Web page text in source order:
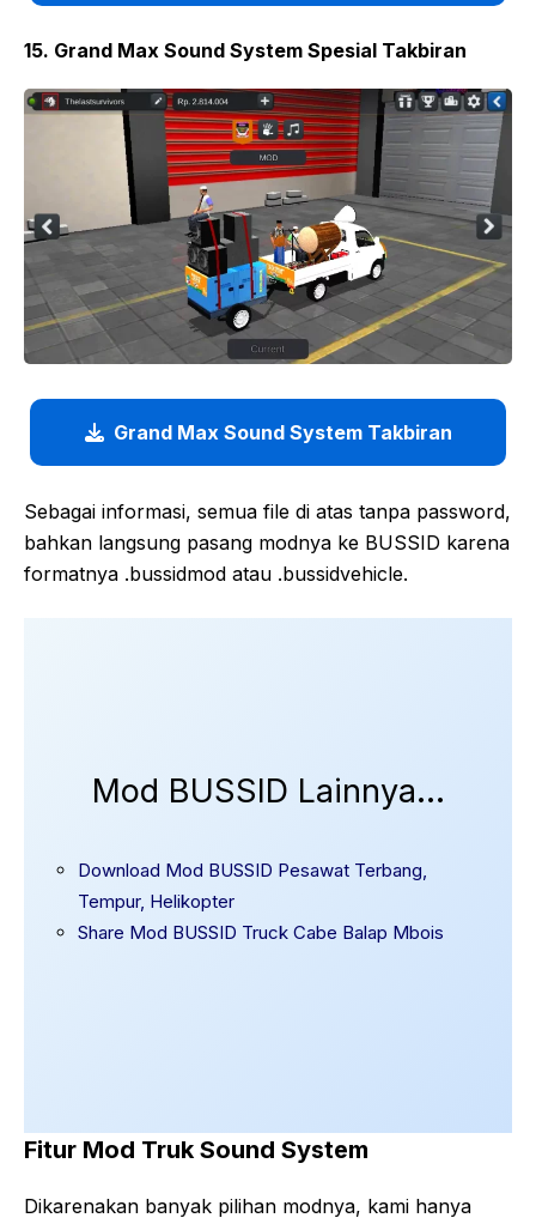
15. Grand Max Sound System Spesial Takbiran
Grand Max Sound System Takbiran
Sebagai informasi, semua file di atas tanpa password,
bahkan langsung pasang modnya ke BUSSID karena
formatnya .bussidmod atau .bussidvehicle.
Mod BUSSID Lainnya…
Download Mod BUSSID Pesawat Terbang,
Tempur, Helikopter
Share Mod BUSSID Truck Cabe Balap Mbois
Fitur Mod Truk Sound System
Dikarenakan banyak pilihan modnya, kami hanya